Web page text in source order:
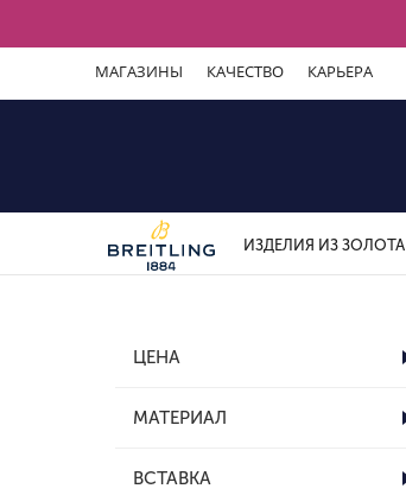
МАГАЗИНЫ КАЧЕСТВО КАРЬЕРА
ИЗДЕЛИЯ ИЗ ЗОЛОТА
ЦЕНА
МАТЕРИАЛ
ВСТАВКА